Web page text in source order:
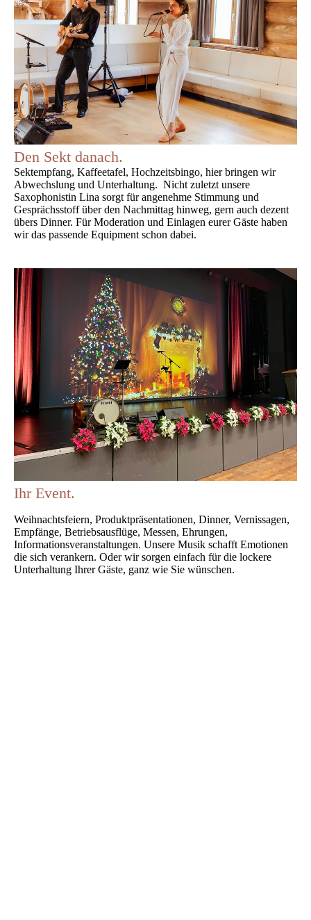
Den Sekt danach.
Sektempfang, Kaffeetafel, Hochzeitsbingo, hier bringen wir
Abwechslung und Unterhaltung. Nicht zuletzt unsere
Saxophonistin Lina sorgt für angenehme Stimmung und
Gesprächsstoff über den Nachmittag hinweg, gern auch dezent
übers Dinner. Für Moderation und Einlagen eurer Gäste haben
wir das passende Equipment schon dabei.
Ihr Event.
Weihnachtsfeiern, Produktpräsentationen, Dinner, Vernissagen,
Empfänge, Betriebsausflüge, Messen, Ehrungen,
Informationsveranstaltungen. Unsere Musik schafft Emotionen
die sich verankern. Oder wir sorgen einfach für die lockere
Unterhaltung Ihrer Gäste, ganz wie Sie wünschen.